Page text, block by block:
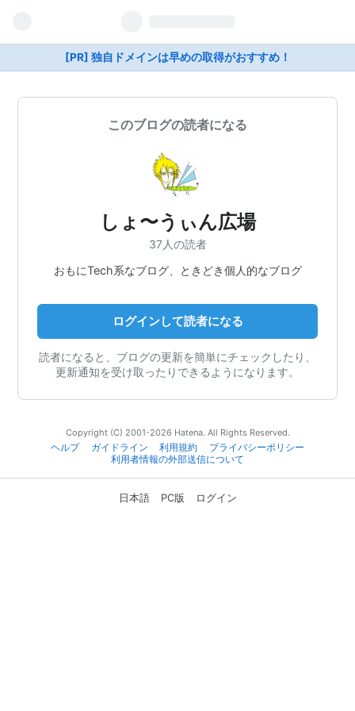
[PR] 独自ドメインは早めの取得がおすすめ！
このブログの読者になる
しょ〜うぃん広場
37人の読者
おもにTech系なブログ、ときどき個人的なブログ
ログインして読者になる
読者になると、ブログの更新を簡単にチェックしたり、
更新通知を受け取ったりできるようになります。
Copyright (C) 2001-2026 Hatena. All Rights Reserved.
ヘルプ
ガイドライン 利用規約
プライバシーポリシー
利用者情報の外部送信について
日本語 PC版 ログイン